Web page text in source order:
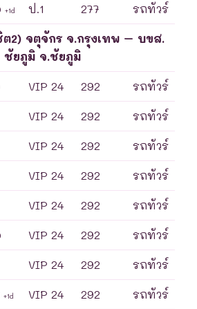
+1d ป.1 277 รถทัวร์
2) จตุจักร จ.กรุงเทพ – บขส.
ชัยภูมิ จ.ชัยภูมิ
VIP 24 292 รถทัวร์
VIP 24 292 รถทัวร์
VIP 24 292 รถทัวร์
VIP 24 292 รถทัวร์
VIP 24 292 รถทัวร์
VIP 24 292 รถทัวร์
VIP 24 292 รถทัวร์
+1d VIP 24 292 รถทัวร์